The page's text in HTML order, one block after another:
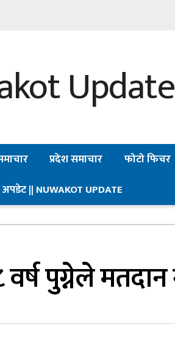
प्रदेश समाचार फोटो फिचर
|| NUWAKOT UPDATE
पुुग्नेले मतदान